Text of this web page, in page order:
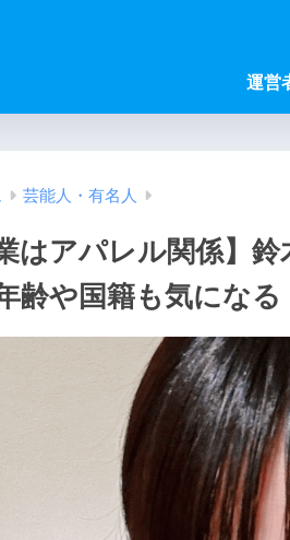
運営
芸能人・有名人
はアパレル関係】
齢や国籍も気になる